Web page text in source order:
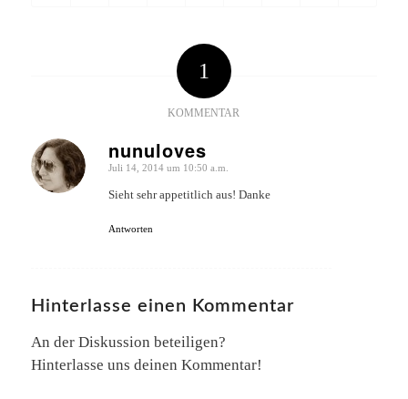
1
KOMMENTAR
nunuloves
sagte:
Juli 14, 2014 um 10:50 a.m.
Sieht sehr appetitlich aus! Danke
Antworten
Hinterlasse einen Kommentar
An der Diskussion beteiligen?
Hinterlasse uns deinen Kommentar!